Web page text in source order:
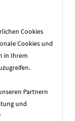
Cookies
Cookies und
in Ihrem
Partnern
und